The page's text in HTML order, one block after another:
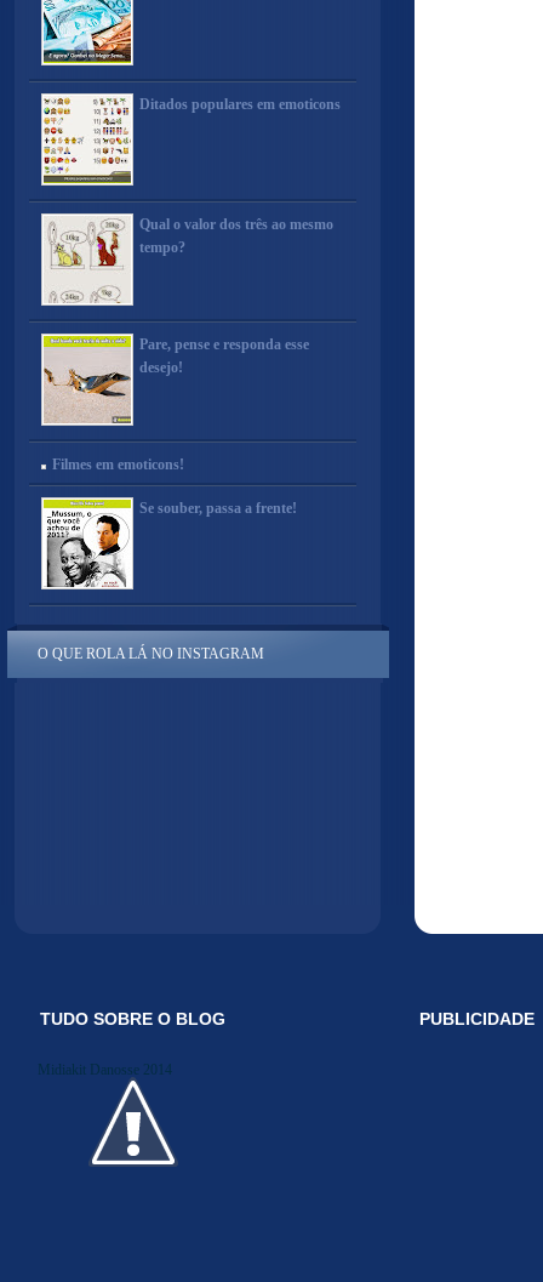
Ditados populares em emoticons
Qual o valor dos três ao mesmo
tempo?
Pare, pense e responda esse
desejo!
Filmes em emoticons!
Se souber, passa a frente!
O QUE ROLA LÁ NO INSTAGRAM
TUDO SOBRE O BLOG
Midiakit Danosse 2014
PUBLICIDADE